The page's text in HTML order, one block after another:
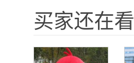
买家还在看